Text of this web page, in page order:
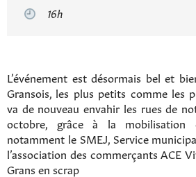
16h
L’événement est désormais bel et
Gransois, les plus petits comme les
va de nouveau envahir les rues de
octobre, grâce à la
notamment le SMEJ, Service
l’association des commerçants ACE
Grans en scrap